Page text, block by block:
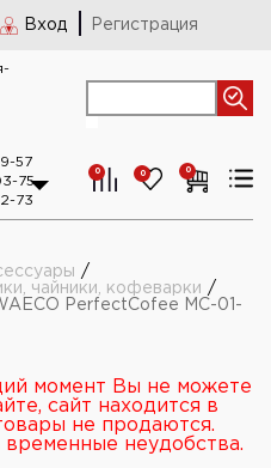
Вход Регистрация
57
75
73
0 0 0
/
чайники, кофеварки /
PerfectCofee MC-01-
момент Вы не можете
сайт находится в
не продаются.
временные неудобства.